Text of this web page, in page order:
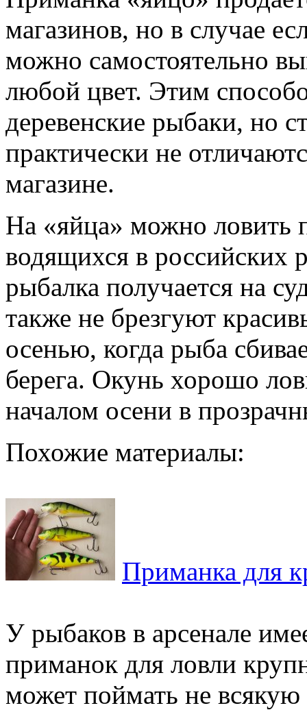
магазинов, но в случае
можно самостоятельно
любой цвет. Этим
деревенские рыбаки, но
практически не
магазине.
На «яйца» можно ловить
водящихся в российских
рыбалка получается на
также не брезгуют
осенью, когда рыба
берега. Окунь хорошо
началом осени в
Похожие материалы:
Приманка для
У рыбаков в арсенале
приманок для ловли
может поймать не всякую